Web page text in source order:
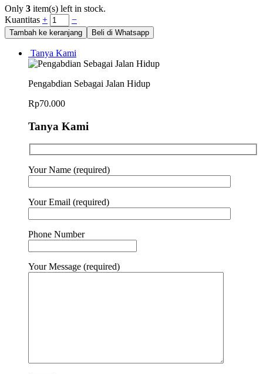
Only 3 item(s) left in stock.
Kuantitas + −
Tambah ke keranjang Beli di Whatsapp
Tanya Kami
Pengabdian Sebagai Jalan Hidup
Rp70.000
Tanya Kami
Your Name (required)
Your Email (required)
Phone Number
Your Message (required)